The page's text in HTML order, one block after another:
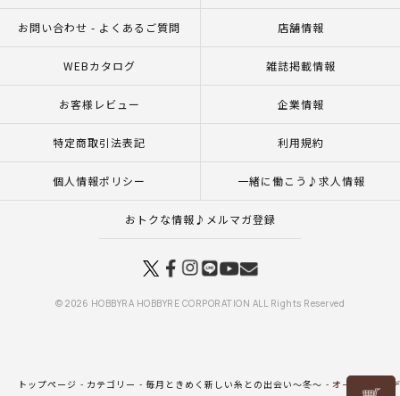
お問い合わせ - よくあるご質問 店舗情報
WEBカタログ 雑誌掲載情報
お客様レビュー 企業情報
特定商取引法表記 利用規約
個人情報ポリシー 一緒に働こう♪求人情報
おトクな情報♪メルマガ登録
© 2026 HOBBYRA HOBBYRE CORPORATION ALL Rights Reserved
トップページ カテゴリー 毎月ときめく新しい糸との出会い～冬～ オーバーカー